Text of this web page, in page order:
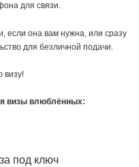
для связи.
если она вам нужна, или сразу
для безличной подачи.
визу!
визы влюблённых:
под ключ